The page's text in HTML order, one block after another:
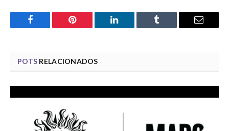
Facebook Pinterest LinkedIn Tumblr Email
POTS RELACIONADOS